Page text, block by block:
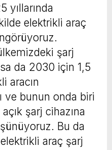
yıllarında
elektrikli araç
şarj
da 2030 için 1,5
aracın
ve bunun onda biri
şarj cihazına
Bu da
araç şarj